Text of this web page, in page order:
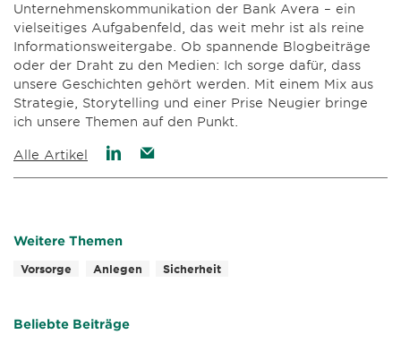
Unternehmenskommunikation der Bank Avera – ein
vielseitiges Aufgabenfeld, das weit mehr ist als reine
Informationsweitergabe. Ob spannende Blogbeiträge
oder der Draht zu den Medien: Ich sorge dafür, dass
unsere Geschichten gehört werden. Mit einem Mix aus
Strategie, Storytelling und einer Prise Neugier bringe
ich unsere Themen auf den Punkt.
Alle Artikel
Weitere Themen
Vorsorge Anlegen Sicherheit
Beliebte Beiträge